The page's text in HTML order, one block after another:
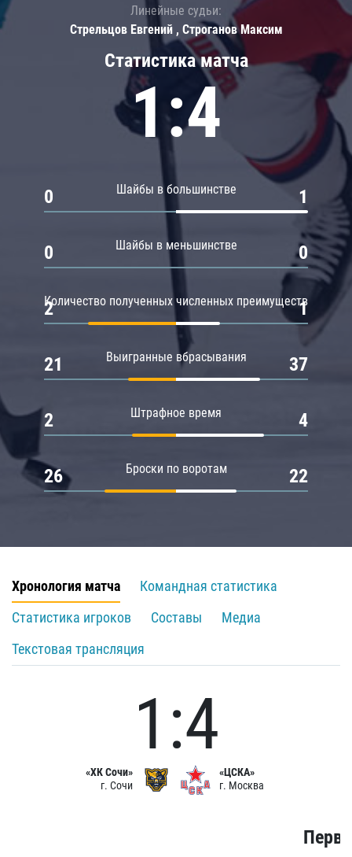
Статистика матча
1:4
Шайбы в большинстве
0 1
Шайбы в меньшинстве
0 0
Количество полученных численных преимуществ
2 1
Выигранные вбрасывания
21 37
Штрафное время
2 4
Броски по воротам
26 22
Линейные судьи:
Стрельцов Евгений , Строганов Максим
Хронология матча
Командная статистика
Статистика игроков
Составы
Медиа
Текстовая трансляция
«ХК Сочи»
г. Сочи
1:4
«ЦСКА»
г. Москва